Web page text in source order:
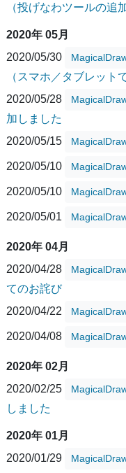
（投げなわツールの追
2020年 05月
2020/05/30
（スマホ／タブレット
2020/05/28
加しました
2020/05/15
2020/05/10
2020/05/10
2020/05/01
2020年 04月
2020/04/28
てのお詫び
2020/04/22
2020/04/08
2020年 02月
2020/02/25
しました
2020年 01月
2020/01/29